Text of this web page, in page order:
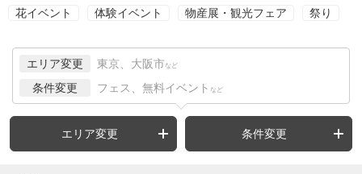
花イベント 体験イベント 物産展・観光フェア 祭り
エリア変更 東京、大阪市 など
条件変更 フェス、無料イベント など
エリア変更 条件変更